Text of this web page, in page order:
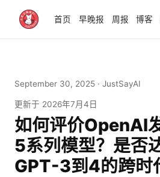
首页 早晚报 周报 博客
September 30, 2025 · JustSayAI
更新于 2026年7月4日
如何评价OpenAI
5系列模型？是否
GPT-3到4的跨时